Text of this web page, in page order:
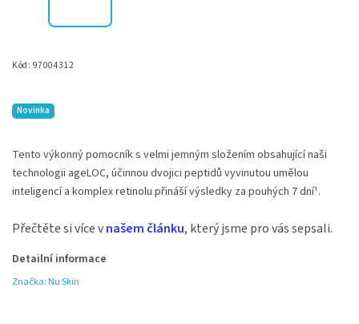
Kód: 97004312
Tento výkonný pomocník s velmi jemným složením obsahující naši
technologii ageLOC, účinnou dvojici peptidů vyvinutou umělou
inteligencí a komplex retinolu přináší výsledky za pouhých 7 dní¹.
Přečtěte si více vnašem článku, který jsme pro vás sepsali.
Detailní informace
Novinka
Značka: Nu Skin